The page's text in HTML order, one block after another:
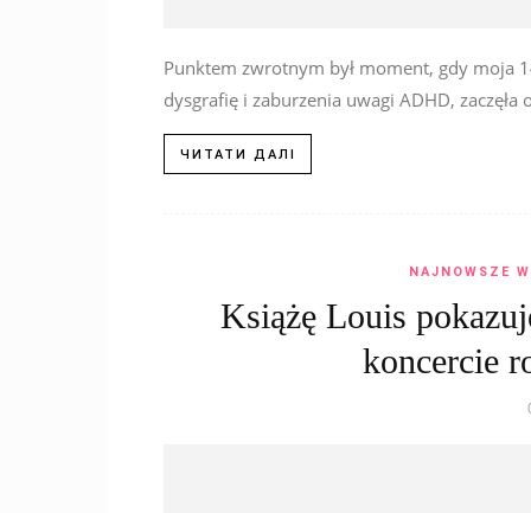
Punktem zwrotnym był moment, gdy moja
dysgrafię i zaburzenia uwagi ADHD, zaczęła
ЧИТАТИ ДАЛІ
NAJNOWSZE
Książę Louis
koncercie